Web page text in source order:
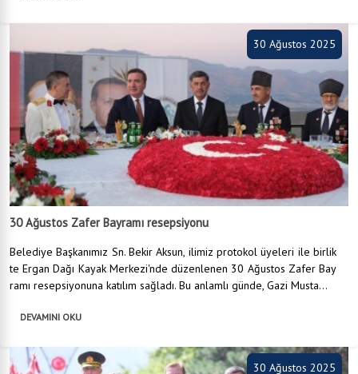
30 Ağustos 2025
30 Ağustos Zafer Bayramı resepsiyonu
Belediye Başkanımız Sn. Bekir Aksun, ilimiz protokol üyeleri ile birlik
te Ergan Dağı Kayak Merkezi'nde düzenlenen 30 Ağustos Zafer Bay
ramı resepsiyonuna katılım sağladı. Bu anlamlı günde, Gazi Musta...
DEVAMINI OKU
30 Ağustos 2025